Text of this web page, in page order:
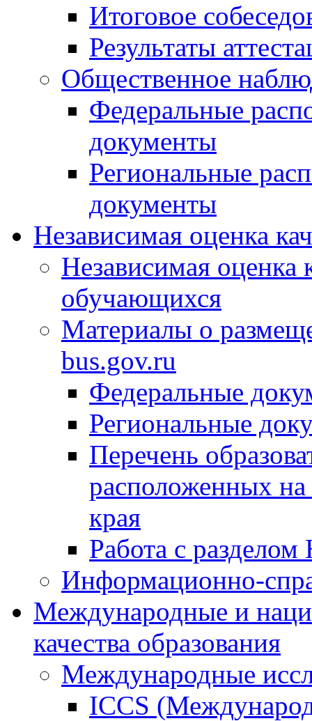
Итоговое
Результаты
Общественное
Федеральные
документы
Региональные
документы
Независимая оценка
Независимая оценка
обучающихся
Материалы о
bus.gov.ru
Федеральные
Региональные
Перечень
расположенных на
края
Работа с
Информационно-
Международные и
качества образования
Международные
ICCS